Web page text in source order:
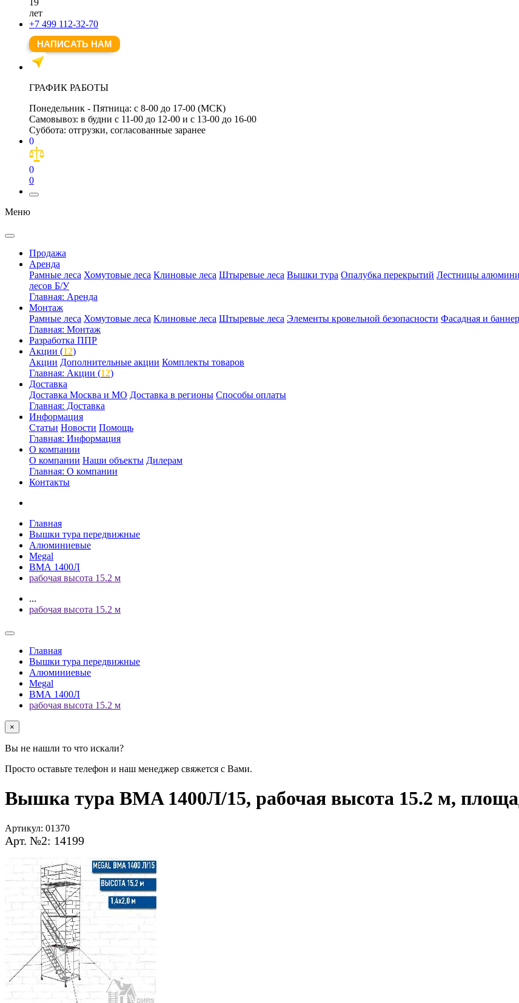
лет
+7 499 112-32-70
НАПИСАТЬ НАМ
ГРАФИК РАБОТЫ
Понедельник - Пятница: с 8-00 до 17-00 (МСК)
Самовывоз: в будни с 11-00 до 12-00 и с 13-00 до 16-00
Суббота: отгрузки, согласованные заранее
0
0
0
Меню
Продажа
Аренда
Рамные леса Хомутовые леса Клиновые леса Штыревые леса Вышки тура Опалубка перекрытий Лестницы
лесов Б/У
Главная: Аренда
Монтаж
Рамные леса Хомутовые леса Клиновые леса Штыревые леса Элементы кровельной безопасности Фасадная и
Главная: Монтаж
Разработка ППР
Акции (12)
Акции Дополнительные акции Комплекты товаров
Главная: Акции (12)
Доставка
Доставка Москва и МО Доставка в регионы Способы оплаты
Главная: Доставка
Информация
Статьи Новости Помощь
Главная: Информация
О компании
О компании Наши объекты Дилерам
Главная: О компании
Контакты
Главная
Вышки тура передвижные
Алюминиевые
Megal
ВМА 1400Л
рабочая высота 15.2 м
...
рабочая высота 15.2 м
Главная
Вышки тура передвижные
Алюминиевые
Megal
ВМА 1400Л
рабочая высота 15.2 м
×
Вы не нашли то что искали?
Просто оставьте телефон и наш менеджер свяжется с Вами.
Вышка тура BMA 1400Л/15, рабочая высота 15.2 м,
Артикул: 01370
Арт. №2: 14199